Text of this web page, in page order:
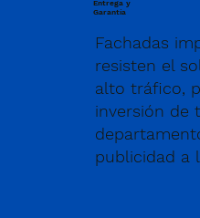
Entrega y
Garantía
Fachadas
resisten el
alto tráfico,
inversión de
publicidad a